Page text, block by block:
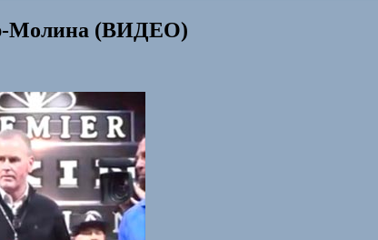
Молина (ВИДЕО)